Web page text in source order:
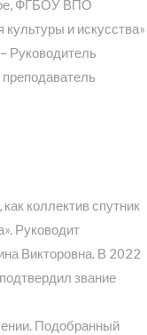
ФГБОУ ВПО
и искусства»
Руководитель
коллектив спутник
Руководит
Викторовна. В 2022
звание
Подобранный